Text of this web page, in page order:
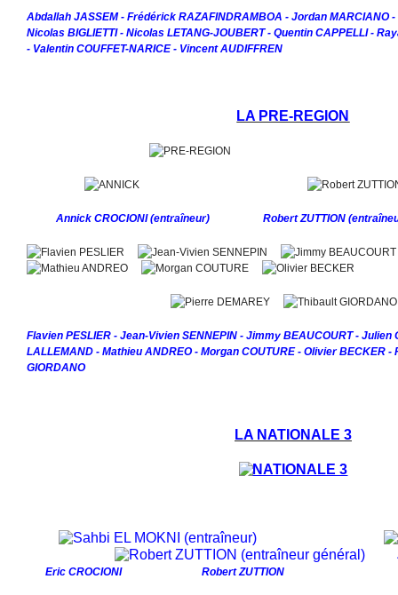
Abdallah JASSEM - Frédérick RAZAFINDRAMBOA - Jordan MARCIANO
Nicolas BIGLIETTI - Nicolas LETANG-JOUBERT - Quentin CAPPELLI -
- Valentin COUFFET-NARICE - Vincent AUDIFFREN
LA PRE-REGION
Annick CROCIONI (entraîneur) Robert ZUTTION
Flavien PESLIER - Jean-Vivien SENNEPIN - Jimmy BEAUCOURT - Julien
LALLEMAND - Mathieu ANDREO - Morgan COUTURE - Olivier BECKER -
GIORDANO
LA NATIONALE 3
Eric CROCIONI Robert ZUTTION